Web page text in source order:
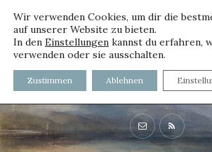
voller worte - mit
Innenfutter
Wir verwenden Cookies, um dir die
auf unserer Website zu bieten.
In den Einstellungen kannst du erfahren,
verwenden oder sie ausschalten.
Zustimmen Ablehnen